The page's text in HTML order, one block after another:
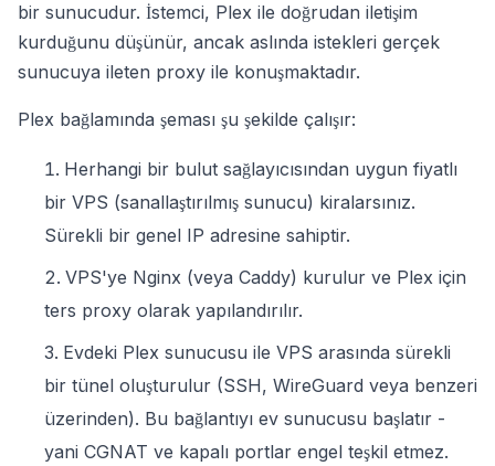
bir sunucudur. İstemci, Plex ile doğrudan iletişim
kurduğunu düşünür, ancak aslında istekleri gerçek
sunucuya ileten proxy ile konuşmaktadır.
Plex bağlamında şeması şu şekilde çalışır:
Herhangi bir bulut sağlayıcısından uygun fiyatlı
bir VPS (sanallaştırılmış sunucu) kiralarsınız.
Sürekli bir genel IP adresine sahiptir.
VPS'ye Nginx (veya Caddy) kurulur ve Plex için
ters proxy olarak yapılandırılır.
Evdeki Plex sunucusu ile VPS arasında sürekli
bir tünel oluşturulur (SSH, WireGuard veya benzeri
üzerinden). Bu bağlantıyı ev sunucusu başlatır -
yani CGNAT ve kapalı portlar engel teşkil etmez.